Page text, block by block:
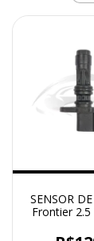
SENSOR
Frontier